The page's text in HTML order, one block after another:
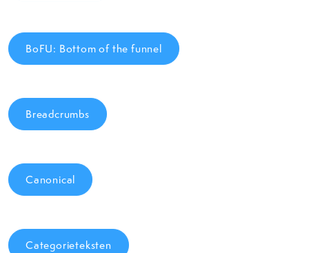
BoFU: Bottom of the funnel
Breadcrumbs
Canonical
Categorieteksten